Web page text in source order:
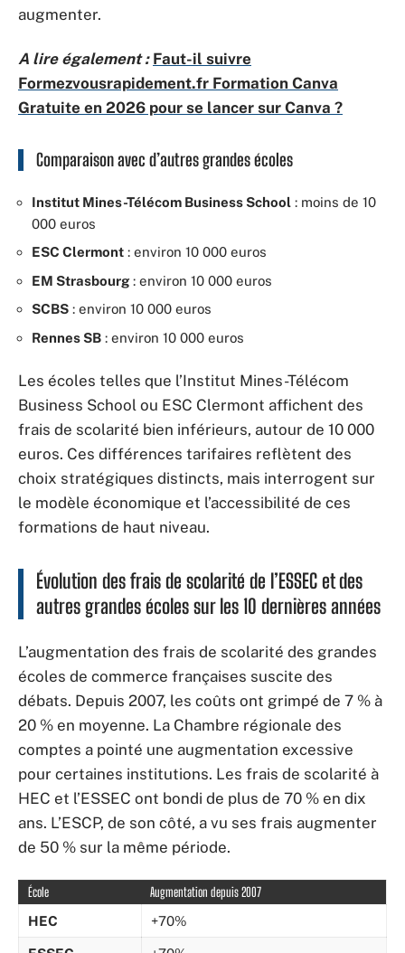
augmenter.
A lire également : Faut-il suivre
Formezvousrapidement.fr Formation Canva
Gratuite en 2026 pour se lancer sur Canva ?
Comparaison avec d’autres grandes écoles
Institut Mines-Télécom Business School : moins de 10
000 euros
ESC Clermont : environ 10 000 euros
EM Strasbourg : environ 10 000 euros
SCBS : environ 10 000 euros
Rennes SB : environ 10 000 euros
Les écoles telles que l’Institut Mines-Télécom
Business School ou ESC Clermont affichent des
frais de scolarité bien inférieurs, autour de 10 000
euros. Ces différences tarifaires reflètent des
choix stratégiques distincts, mais interrogent sur
le modèle économique et l’accessibilité de ces
formations de haut niveau.
Évolution des frais de scolarité de l’ESSEC et des
autres grandes écoles sur les 10 dernières années
L’augmentation des frais de scolarité des grandes
écoles de commerce françaises suscite des
débats. Depuis 2007, les coûts ont grimpé de 7 % à
20 % en moyenne. La Chambre régionale des
comptes a pointé une augmentation excessive
pour certaines institutions. Les frais de scolarité à
HEC et l’ESSEC ont bondi de plus de 70 % en dix
ans. L’ESCP, de son côté, a vu ses frais augmenter
de 50 % sur la même période.
École
Augmentation depuis 2007
HEC
+70%